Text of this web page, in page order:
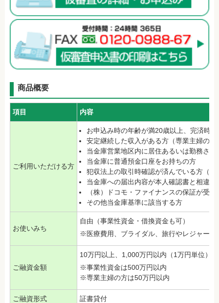
商品概要
項目 内容
ご利用いただける方
お申込み時の年齢が満20歳以上、完済時
安定継続した収入がある方（専業主婦の
当金庫営業地区内に居住あるいは勤務され
当金庫に普通預金口座をお持ちの方
犯収法上の取引時確認が済んでいる方（
当金庫への届出内容が本人確認書と相違な
（株）ドコモ・ファイナンスの保証が受け
その他当金庫基準に該当する方
お使いみち
自由（事業性資金・借換資金も可）
※医療費用、ブライダル、旅行やレジャー
ご融資金額
10万円以上、1,000万円以内（1万円単位）
※事業性資金は500万円以内
※専業主婦の方は50万円以内
ご融資形式 証書貸付